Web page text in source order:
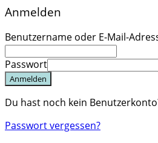
Anmelden
Benutzername oder E-Mail-
Passwort
Anmelden
Du hast noch kein
Passwort vergessen?